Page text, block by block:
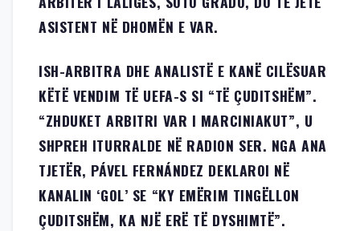
ASISTENT NË DHOMËN E VAR.
ISH-ARBITRA DHE ANALISTË E KANË CILËSUAR
KËTË VENDIM TË UEFA-S SI “TË ÇUDITSHËM”.
“ZHDUKET ARBITRI VAR I MARCINIAKUT”, U
SHPREH ITURRALDE NË RADION SER. NGA ANA
TJETËR, PÁVEL FERNÁNDEZ DEKLAROI NË
KANALIN ‘GOL’ SE “KY EMËRIM TINGËLLON
ÇUDITSHËM, KA NJË ERË TË DYSHIMTË”.